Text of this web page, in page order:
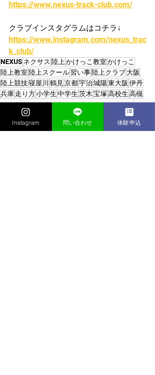
https://www.nexus-track-club.com/
クラブインスタグラムはコチラ↓
https://www.instagram.com/nexus_trac
k_club/
NEXUS ネクサス 陸上かけっこ教室かけっこ
陸上教室 陸上スクール習い事陸上クラブ大阪
陸上競技寝屋川 鶴見京都宇治城陽東大阪 伊丹
兵庫走り方小学生中学生茨木宝塚高校生高槻
Instagram 問い合わせ 体験申込